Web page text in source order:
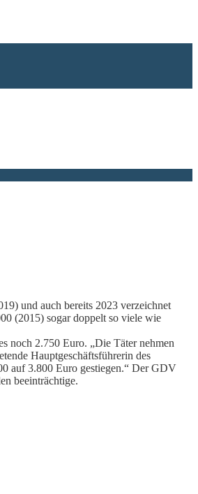
und auch bereits 2023 verzeichnet
(2015) sogar doppelt so viele wie
noch 2.750 Euro. „Die Täter nehmen
Hauptgeschäftsführerin des
auf 3.800 Euro gestiegen.“ Der GDV
beeinträchtige.